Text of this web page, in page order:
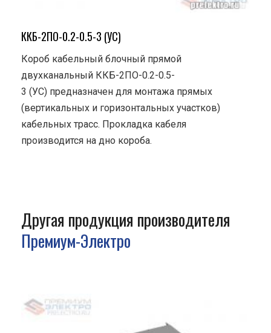
ККБ-2ПО-0.2-0.5-3 (УС)
Короб кабельный блочный прямой
двухканальный ККБ-2ПО-0.2-0.5-
3 (УС) предназначен для монтажа прямых
(вертикальных и горизонтальных участков)
кабельных трасс. Прокладка кабеля
производится на дно короба.
Другая продукция производителя
Премиум-Электро